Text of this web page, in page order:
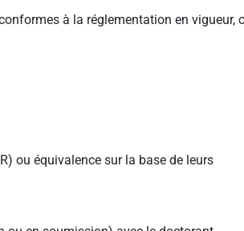
à la réglementation en vigueur,
ou équivalence sur la base de leurs